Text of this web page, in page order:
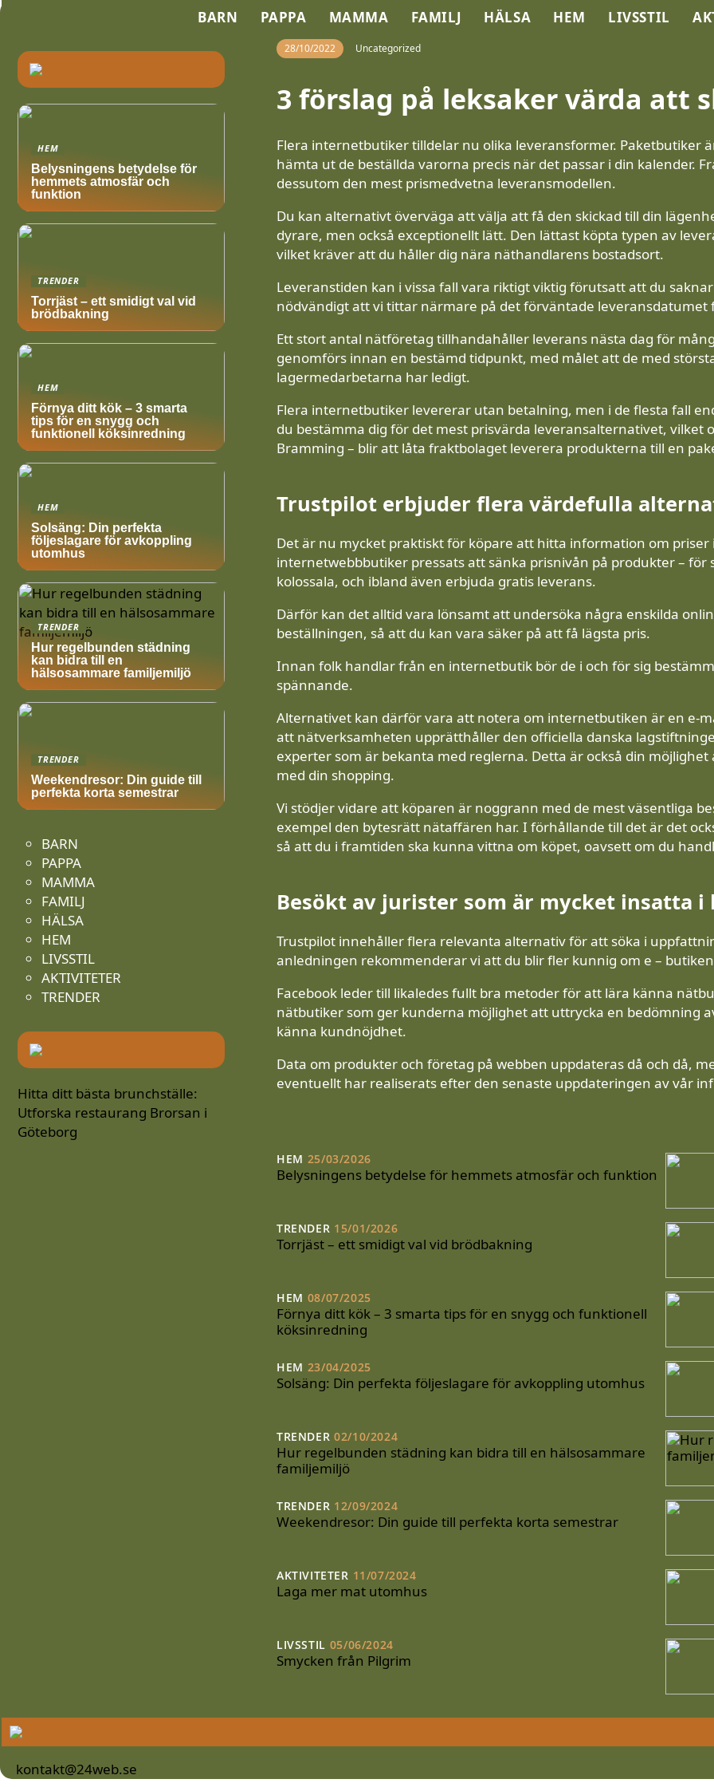
BARN PAPPA MAMMA FAMILJ HÄLSA HEM LIVSSTIL
28/10/2022 Uncategorized
3 förslag på leksaker värda att
Flera internetbutiker tilldelar nu olika leveransformer. Paketbutiker
hämta ut de beställda varorna precis när det passar i din kalender.
dessutom den mest prismedvetna leveransmodellen.
Du kan alternativt överväga att välja att få den skickad till din
dyrare, men också exceptionellt lätt. Den lättast köpta typen av
vilket kräver att du håller dig nära näthandlarens bostadsort.
Leveranstiden kan i vissa fall vara riktigt viktig förutsatt att du
nödvändigt att vi tittar närmare på det förväntade leveransdatumet
Ett stort antal nätföretag tillhandahåller leverans nästa dag för
genomförs innan en bestämd tidpunkt, med målet att de med
lagermedarbetarna har ledigt.
Flera internetbutiker levererar utan betalning, men i de flesta fall
du bestämma dig för det mest prisvärda leveransalternativet, vilket
Bramming – blir att låta fraktbolaget leverera produkterna till en
Trustpilot erbjuder flera värdefulla
Det är nu mycket praktiskt för köpare att hitta information om
internetwebbbutiker pressats att sänka prisnivån på produkter –
kolossala, och ibland även erbjuda gratis leverans.
Därför kan det alltid vara lönsamt att undersöka några enskilda
beställningen, så att du kan vara säker på att få lägsta pris.
Innan folk handlar från en internetbutik bör de i och för sig
spännande.
Alternativet kan därför vara att notera om internetbutiken är en e-
att nätverksamheten upprätthåller den officiella danska
experter som är bekanta med reglerna. Detta är också din
med din shopping.
Vi stödjer vidare att köparen är noggrann med de mest väsentliga
exempel den bytesrätt nätaffären har. I förhållande till det är det
så att du i framtiden ska kunna vittna om köpet, oavsett om du
Besökt av jurister som är mycket insatta
Trustpilot innehåller flera relevanta alternativ för att söka i
anledningen rekommenderar vi att du blir fler kunnig om e –
Facebook leder till likaledes fullt bra metoder för att lära känna
nätbutiker som ger kunderna möjlighet att uttrycka en bedömning
känna kundnöjdhet.
Data om produkter och företag på webben uppdateras då och då,
eventuellt har realiserats efter den senaste uppdateringen av vår
HEM 25/03/2026
Belysningens betydelse för hemmets atmosfär och funktion
TRENDER 15/01/2026
Torrjäst – ett smidigt val vid brödbakning
HEM 08/07/2025
Förnya ditt kök – 3 smarta tips för en snygg och funktionell
köksinredning
HEM 23/04/2025
Solsäng: Din perfekta följeslagare för avkoppling utomhus
TRENDER 02/10/2024
Hur regelbunden städning kan bidra till en hälsosammare
familjemiljö
TRENDER 12/09/2024
Weekendresor: Din guide till perfekta korta semestrar
AKTIVITETER 11/07/2024
Laga mer mat utomhus
LIVSSTIL 05/06/2024
Smycken från Pilgrim
HEM
Belysningens betydelse för
hemmets atmosfär och
funktion
TRENDER
Torrjäst – ett smidigt val vid
brödbakning
HEM
Förnya ditt kök – 3 smarta
tips för en snygg och
funktionell köksinredning
HEM
Solsäng: Din perfekta
följeslagare för avkoppling
utomhus
TRENDER
Hur regelbunden städning
kan bidra till en
hälsosammare familjemiljö
TRENDER
Weekendresor: Din guide till
perfekta korta semestrar
BARN
PAPPA
MAMMA
FAMILJ
HÄLSA
HEM
LIVSSTIL
AKTIVITETER
TRENDER
Hitta ditt bästa brunchställe:
Utforska restaurang Brorsan i
Göteborg
kontakt@24web.se